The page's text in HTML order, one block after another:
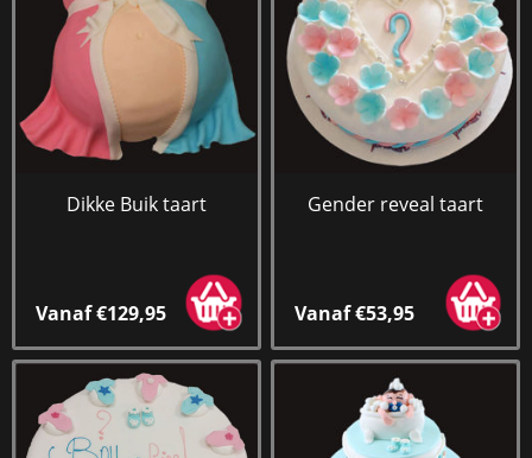
Dikke Buik taart
Vanaf €129,95
Gender reveal taart
Vanaf €53,95